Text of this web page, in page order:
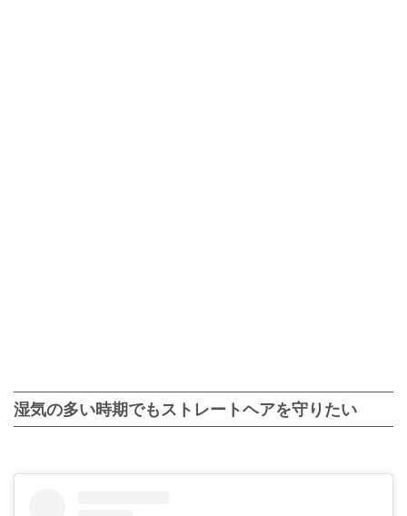
湿気の多い時期でもストレートヘアを守りたい